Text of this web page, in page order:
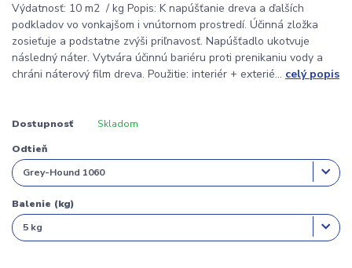
Výdatnosť: 10 m2 / kg Popis: K napúšťanie dreva a ďalších
podkladov vo vonkajšom i vnútornom prostredí. Účinná zložka
zosieťuje a podstatne zvýši priľnavosť. Napúšťadlo ukotvuje
následný náter. Vytvára účinnú bariéru proti prenikaniu vody a
chráni náterový film dreva. Použitie: interiér + exterié... celý popis
Dostupnosť Skladom
Odtieň
Balenie (kg)